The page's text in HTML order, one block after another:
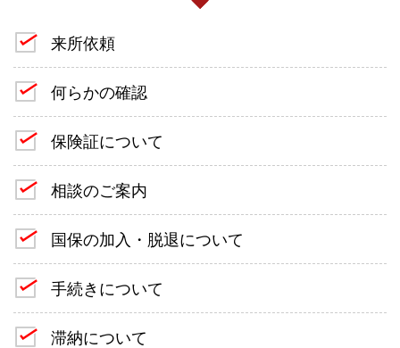
来所依頼
何らかの確認
保険証について
相談のご案内
国保の加入・脱退について
手続きについて
滞納について